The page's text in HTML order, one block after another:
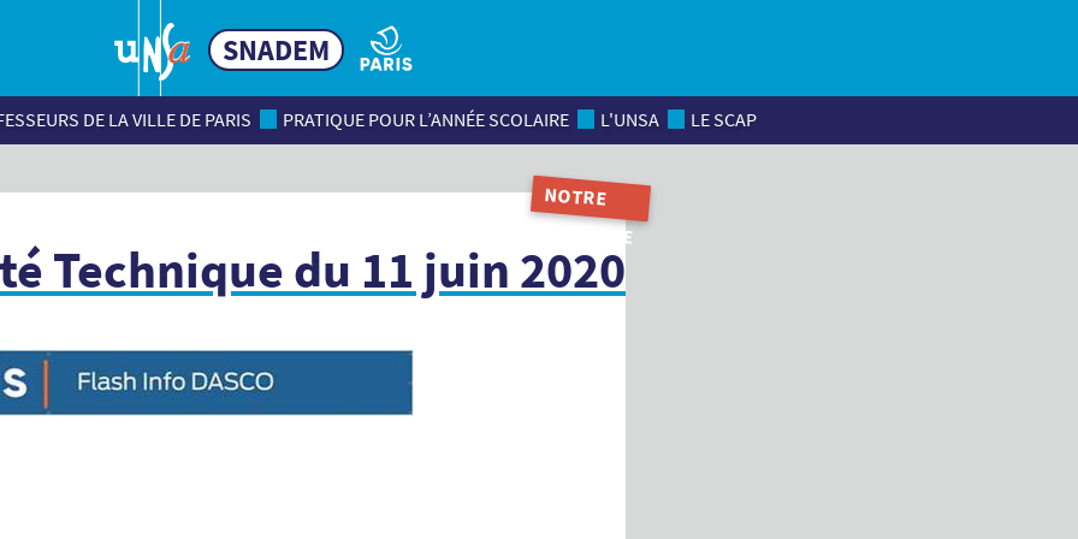
SNADEM
DE LA VILLE DE PARIS PRATIQUE POUR L’ANNÉE SCOLAIRE L'UNSA LE SCAP
Technique du 11 juin 2020
NOTRE
MAGAZINE